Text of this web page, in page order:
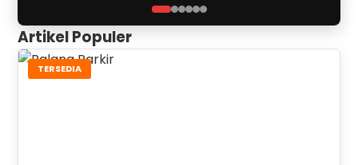
Artikel Populer
TERSEDIA